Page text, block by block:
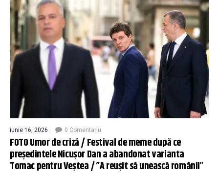
iunie 16, 2026 0 Comentariu
FOTO Umor de criză / Festival de meme după ce
președintele Nicușor Dan a abandonat varianta
Tomac pentru Veștea / ”A reușit să unească românii”